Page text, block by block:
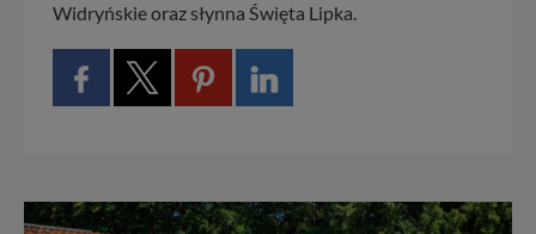
Widryńskie oraz słynna Święta Lipka.